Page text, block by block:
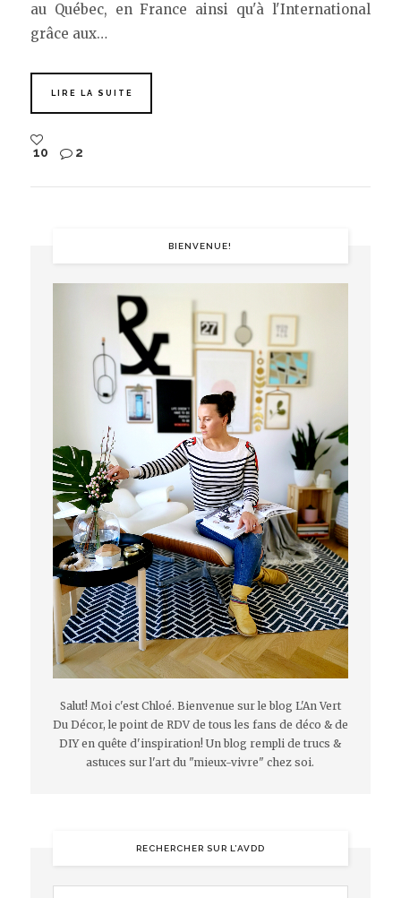
au Québec, en France ainsi qu'à l'International
grâce aux…
LIRE LA SUITE
10 2
BIENVENUE!
Salut! Moi c'est Chloé. Bienvenue sur le blog L'An Vert
Du Décor, le point de RDV de tous les fans de déco & de
DIY en quête d'inspiration! Un blog rempli de trucs &
astuces sur l'art du "mieux-vivre" chez soi.
RECHERCHER SUR L’AVDD